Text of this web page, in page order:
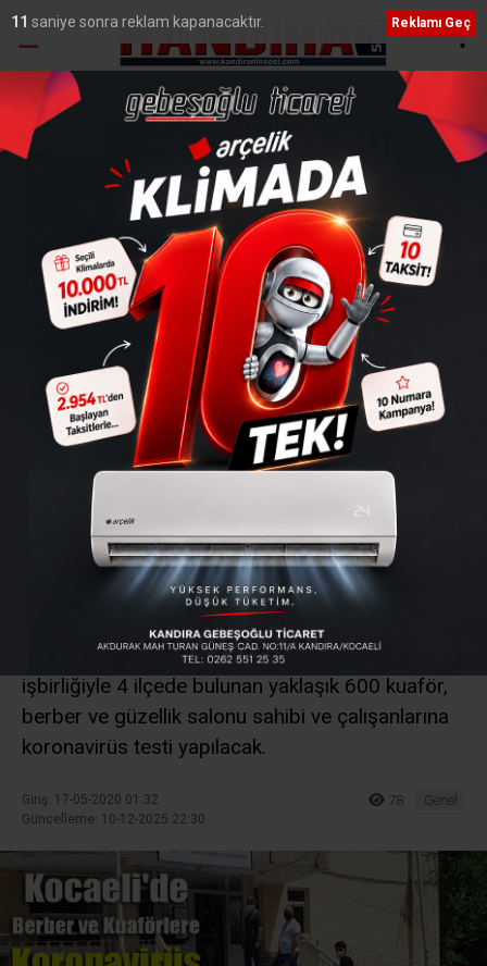
Ana Sayfa›Genel
Kocaeli'de berber ve
kuaförlere koronavirüs
testi yapılıyor
Gebze ilçe Sağlık Müdürlüğü ve Gebze Berber ve
Kuaförler Esnaf ve Sanatkarlar Odası'nın
işbirliğiyle 4 ilçede bulunan yaklaşık 600 kuaför,
berber ve güzellik salonu sahibi ve çalışanlarına
koronavirüs testi yapılacak.
Giriş: 17-05-2020 01:32
Güncelleme: 10-12-2025 22:30
78 Genel
9saniye sonra reklam kapanacaktır. Reklamı Geç